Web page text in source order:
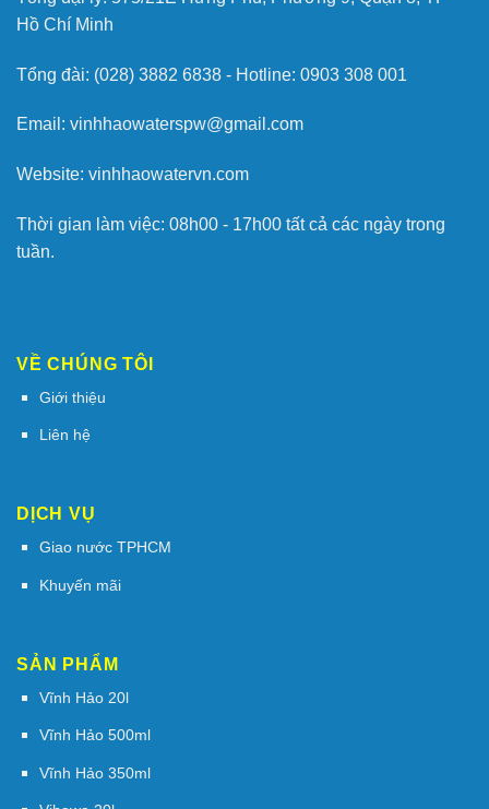
Hồ Chí Minh
Tổng đài: (028) 3882 6838 - Hotline: 0903 308 001
Email: vinhhaowaterspw@gmail.com
Website: vinhhaowatervn.com
Thời gian làm việc: 08h00 - 17h00 tất cả các ngày trong
tuần.
VỀ CHÚNG TÔI
Giới thiệu
Liên hệ
DỊCH VỤ
Giao nước TPHCM
Khuyến mãi
SẢN PHẨM
Vĩnh Hảo 20l
Vĩnh Hảo 500ml
Vĩnh Hảo 350ml